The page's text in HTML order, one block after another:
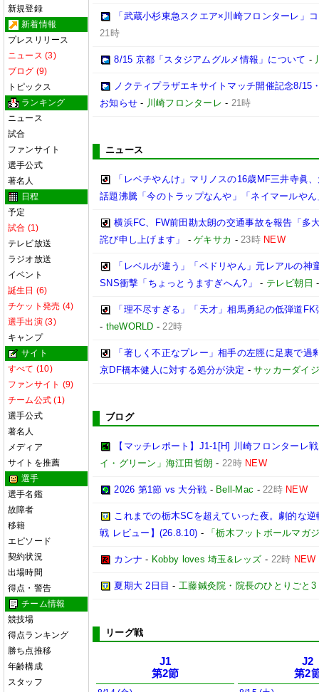
新規登録
新着情報
プレスリリース
ニュース (3)
ブログ (9)
トピックス
ランキング
ニュース
試合
ファンサイト
選手公式
著名人
日程
予定
試合 (1)
テレビ放送
ラジオ放送
イベント
誕生日 (6)
チケット発売 (4)
選手出演 (3)
キャンプ
サイト
すべて (10)
ファンサイト (9)
チーム公式 (1)
選手公式
著名人
メディア
サイトを推薦
選手
選手名鑑
故障者
移籍
エピソード
契約状況
出場時間
得点・警告
チーム情報
競技場
得点ランキング
勝ち点推移
年齢構成
スタッフ
「武蔵小杉東急スクエア×川崎フロンターレ」
21時
8/15 京都「スタジアムグルメ情報」について -
ノクティプラザエキサイトマッチ開催記念8/
お知らせ - 川崎フロンターレ - 21時
ニュース
「レベチやんけ」マリノスの16歳MF三井寺眞
話題沸騰「今のトラップなんや」「ネイマールやん
横浜FC、FW前田勘太朗の交通事故を報告「多
詫び申し上げます」
-ゲキサカ -23時 NEW
「レベルが違う」「ペドリやん」元レアルの
SNS衝撃「ちょっとうますぎへん?」
- テレビ朝日
「理不尽すぎる」「天才」相馬勇紀の低弾道
- theWORLD -22時
「著しく不正なプレー」相手の左脛に足裏で
京DF橋本健人に対する処分が決定 -サッカーダイ
ブログ
【マッチレポート】J1-1[H] 川崎フロンターレ
イ・グリーン」海江田哲朗 -22時 NEW
2026 第1節 vs 大分戦 - Bell-Mac -22時 NEW
これまでの栃木SCを超えていった夜。劇的な
戦 レビュー】(26.8.10) - 「栃木フットボールマガ
カンナ - Kobby loves 埼玉&レッズ - 22時 NEW
夏期大 2日目 - 工藤鍼灸院・院長のひとりごと3
リーグ戦
J1
第2節
J2
第2